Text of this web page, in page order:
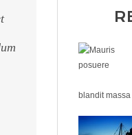
blandit massa